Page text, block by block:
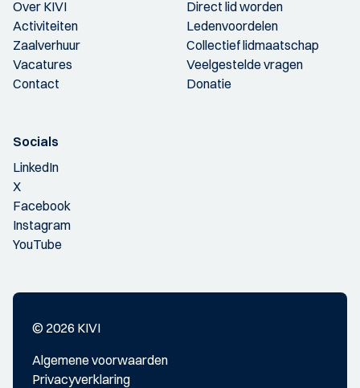
Over KIVI
Activiteiten
Zaalverhuur
Vacatures
Contact
Direct lid worden
Ledenvoordelen
Collectief lidmaatschap
Veelgestelde vragen
Donatie
Socials
LinkedIn
X
Facebook
Instagram
YouTube
© 2026 KIVI
Algemene voorwaarden
Privacyverklaring